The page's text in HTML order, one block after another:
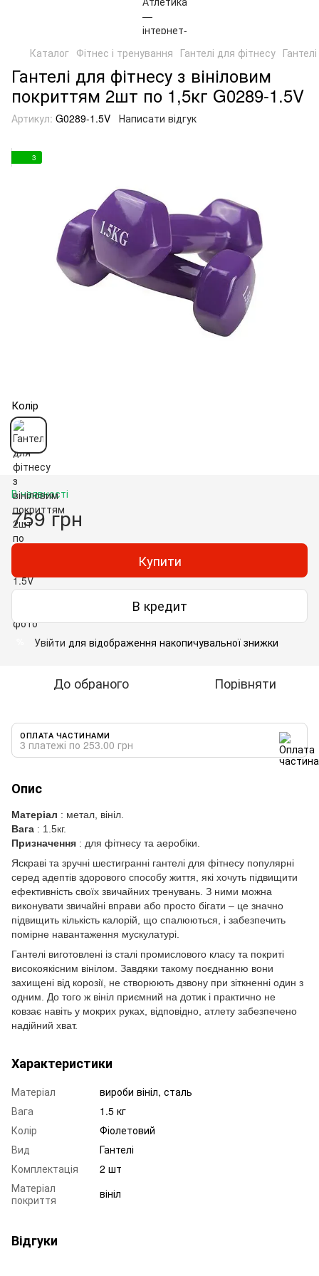
Каталог Фітнес і тренування Гантелі для фітнесу
Гантелі для фітнесу з вініловим
покриттям 2шт по 1,5кг G0289-1.5V
Артикул: G0289-1.5V Написати відгук
3
Колір
В наявності
759 грн
Купити
В кредит
Увійти для відображення накопичувальної знижки
До обраного Порівняти
ОПЛАТА ЧАСТИНАМИ
3 платежі по 253.00 грн
Опис
Матеріал : метал, вініл.
Вага : 1.5кг.
Призначення : для фітнесу та аеробіки.
Яскраві та зручні шестигранні гантелі для фітнесу популярні
серед адептів здорового способу життя, які хочуть підвищити
ефективність своїх звичайних тренувань. З ними можна
виконувати звичайні вправи або просто бігати – це значно
підвищить кількість калорій, що спалюються, і забезпечить
помірне навантаження мускулатурі.
Гантелі виготовлені із сталі промислового класу та покриті
високоякісним вінілом. Завдяки такому поєднанню вони
захищені від корозії, не створюють дзвону при зіткненні один з
одним. До того ж вініл приємний на дотик і практично не
ковзає навіть у мокрих руках, відповідно, атлету забезпечено
надійний хват.
Характеристики
Матеріал
вироби вініл, сталь
Вага
1.5 кг
Колір
Фіолетовий
Вид
Гантелі
Комплектація
2 шт
Матеріал
покриття
вініл
Відгуки